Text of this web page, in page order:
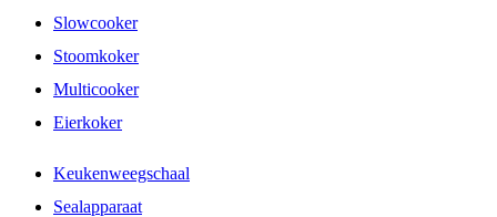
Slowcooker
Stoomkoker
Multicooker
Eierkoker
Keukenweegschaal
Sealapparaat